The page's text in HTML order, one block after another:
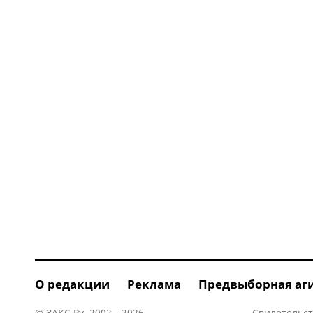
О редакции Реклама Предвыборная